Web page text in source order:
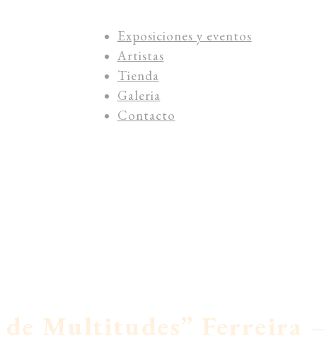
Exposiciones y eventos
Artistas
Tienda
Galeria
Contacto
Multitudes” Ferreira